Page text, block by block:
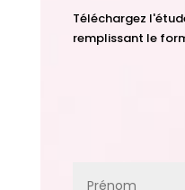
Téléchargez
remplissant le